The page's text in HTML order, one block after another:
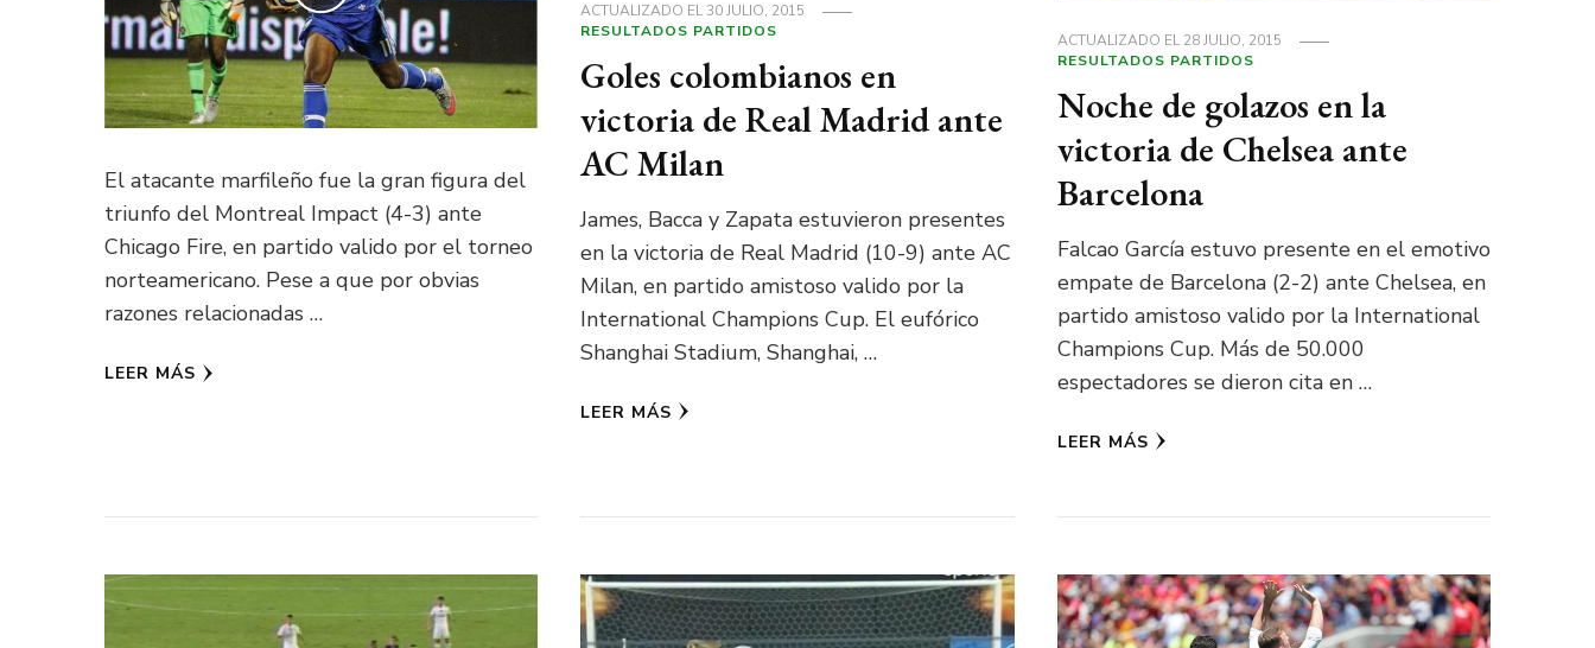
El atacante marfileño fue la gran figura del
triunfo del Montreal Impact (4-3) ante
Chicago Fire, en partido valido por el torneo
norteamericano. Pese a que por obvias
razones relacionadas …
LEER MÁS
ACTUALIZADO EL30 JULIO, 2015
RESULTADOS PARTIDOS
Goles colombianos en
victoria de Real Madrid ante
AC Milan
James, Bacca y Zapata estuvieron presentes
en la victoria de Real Madrid (10-9) ante AC
Milan, en partido amistoso valido por la
International Champions Cup. El eufórico
Shanghai Stadium, Shanghai, …
LEER MÁS
ACTUALIZADO EL28 JULIO, 2015
RESULTADOS PARTIDOS
Noche de golazos en la
victoria de Chelsea ante
Barcelona
Falcao García estuvo presente en el emotivo
empate de Barcelona (2-2) ante Chelsea, en
partido amistoso valido por la International
Champions Cup. Más de 50.000
espectadores se dieron cita en …
LEER MÁS